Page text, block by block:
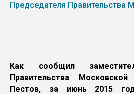
Председателя Правительства
Как сообщил
Правительства
Пестов, за июнь 2015